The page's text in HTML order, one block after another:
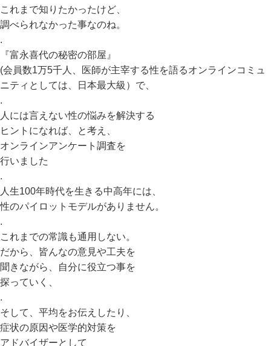
これまで知りたかったけど、
調べられなかった事なのね。
.
『富永喜代の秘密の部屋』
(会員数1万5千人、医師が主宰する性を語るオンラインコミュ
ニティとしては、日本最大級）で、
.
人には言えない性の悩みを解決する
ヒントになれば、と考え、
オンラインアンケート調査を
行いました
.
人生100年時代を生きる中高年には、
性のパイロットモデルがありません。
.
これまでの常識も通用しない。
だから、皆んなの意見や工夫を
聞きながら、自分に役立つ事を
探っていく、
.
そして、平均をお伝えしたり、
症状の原因や医学的対策を
アドバイザーとして